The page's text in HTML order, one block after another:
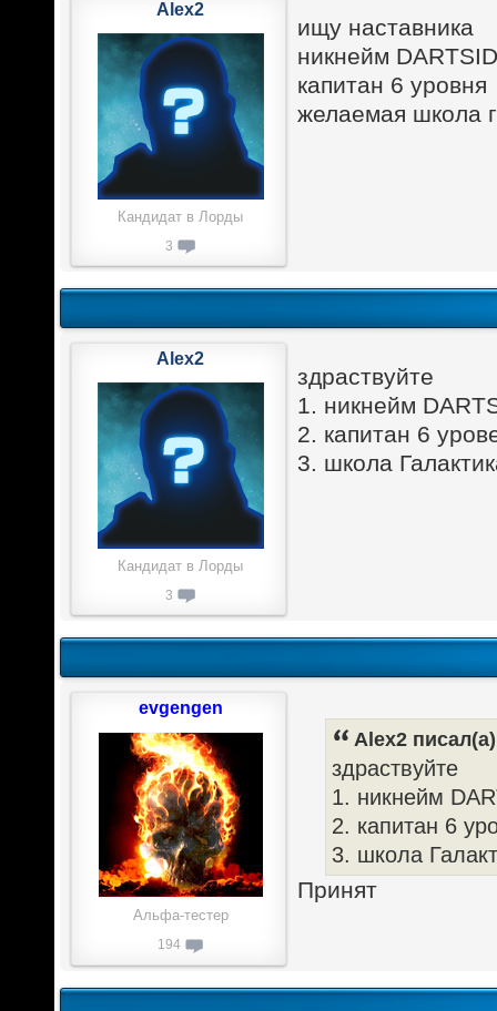
ищу наставника
никнейм
капитан 6 уровня
желаемая школа
Alex2
Кандидат в Лорды
3
здраствуйте
1. никнейм
2. капитан 6
3. школа
Alex2
Кандидат в Лорды
3
Alex2
здраствуйте
1. никнейм
2. капитан 6
3. школа
Принят
evgengen
Альфа-тестер
194